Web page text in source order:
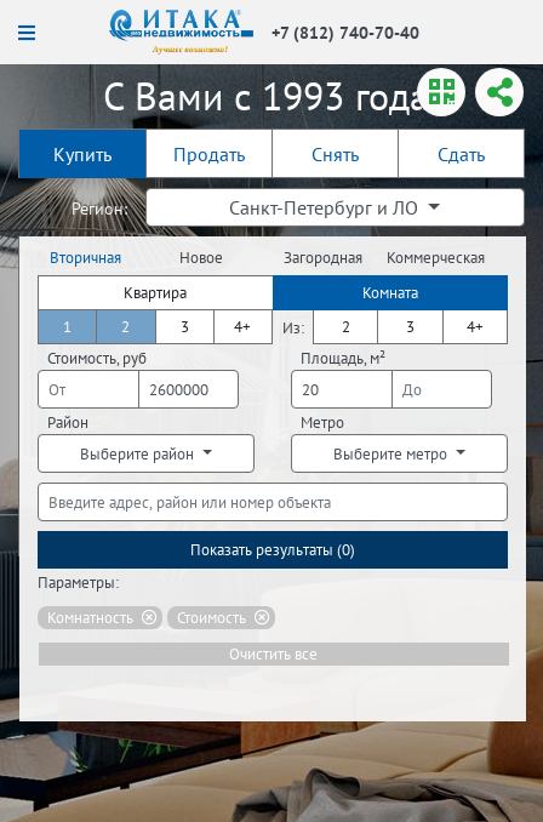
+7 (812) 740-70-40
С Вами с 1993 года!
Купить Продать Снять Сдать
Регион: Санкт-Петербург и ЛО
Вторичная
недвижимость
Новое
строительство
Загородная
недвижимость
Коммерческая
недвижимость
Квартира
Комната
1
2 3 4+ Из: 2 3
4+
Стоимость, руб
Площадь, м²
Район
Выберите район
Метро
Выберите метро
Показать результаты (0)
Параметры:
Комнатность
Стоимость
Очистить все